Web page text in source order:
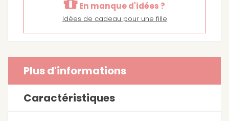
En manque d'idées ?
Idées de cadeau pour une fille
Plus d'informations
Caractéristiques